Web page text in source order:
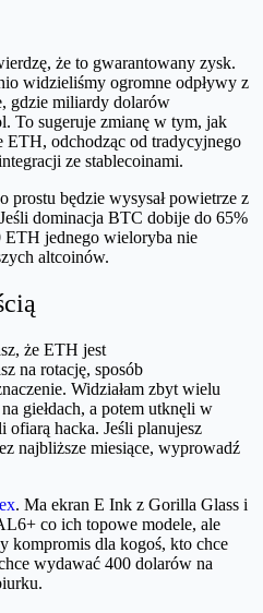
że to gwarantowany zysk.
widzieliśmy ogromne odpływy z
gdzie miliardy dolarów
To sugeruje zmianę w tym, jak
odchodząc od tradycyjnego
ze stablecoinami.
prostu będzie wysysał powietrze z
dominacja BTC dobije do 65%
ETH jednego wieloryba nie
altcoinów.
że ETH jest
na rotację, sposób
Widziałam zbyt wielu
giełdach, a potem utknęli w
ofiarą hacka. Jeśli planujesz
najbliższe miesiące, wyprowadź
. Ma ekran E Ink z Gorilla Glass i
co ich topowe modele, ale
kompromis dla kogoś, kto chce
wydawać 400 dolarów na